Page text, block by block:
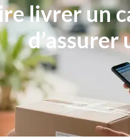
livrer un